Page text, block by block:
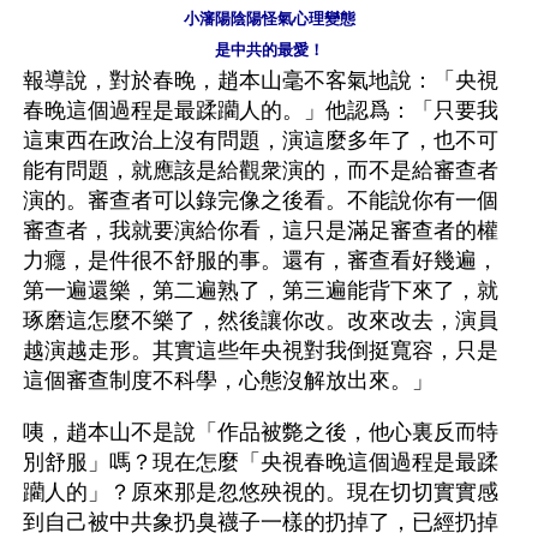
小瀋陽陰陽怪氣心理變態
是中共的最愛！
報導說，對於春晚，趙本山毫不客氣地說：「央視
春晚這個過程是最蹂躪人的。」他認爲：「只要我
這東西在政治上沒有問題，演這麼多年了，也不可
能有問題，就應該是給觀衆演的，而不是給審查者
演的。審查者可以錄完像之後看。不能說你有一個
審查者，我就要演給你看，這只是滿足審查者的權
力癮，是件很不舒服的事。還有，審查看好幾遍，
第一遍還樂，第二遍熟了，第三遍能背下來了，就
琢磨這怎麼不樂了，然後讓你改。改來改去，演員
越演越走形。其實這些年央視對我倒挺寬容，只是
這個審查制度不科學，心態沒解放出來。」
咦，趙本山不是說「作品被斃之後，他心裏反而特
別舒服」嗎？現在怎麼「央視春晚這個過程是最蹂
躪人的」？原來那是忽悠殃視的。現在切切實實感
到自己被中共象扔臭襪子一樣的扔掉了，已經扔掉